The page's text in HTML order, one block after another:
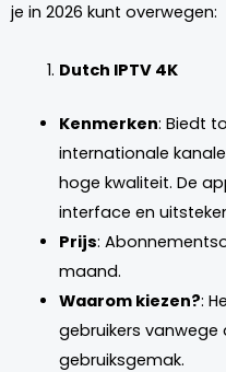
je in 2026 kunt overwegen:
Dutch IPTV 4K
Kenmerken: Biedt
internationale
hoge kwaliteit. De
interface en
Prijs:
maand.
Waarom kiezen?:
gebruikers
gebruiksgemak.